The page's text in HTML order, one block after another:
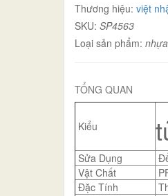
Thương hiệu: việt
SKU: SP4563
Loại sản phẩm: nhựa
TỔNG QUAN
Kiểu
Sửa Dụng
Vật Chất
Đặc Tính